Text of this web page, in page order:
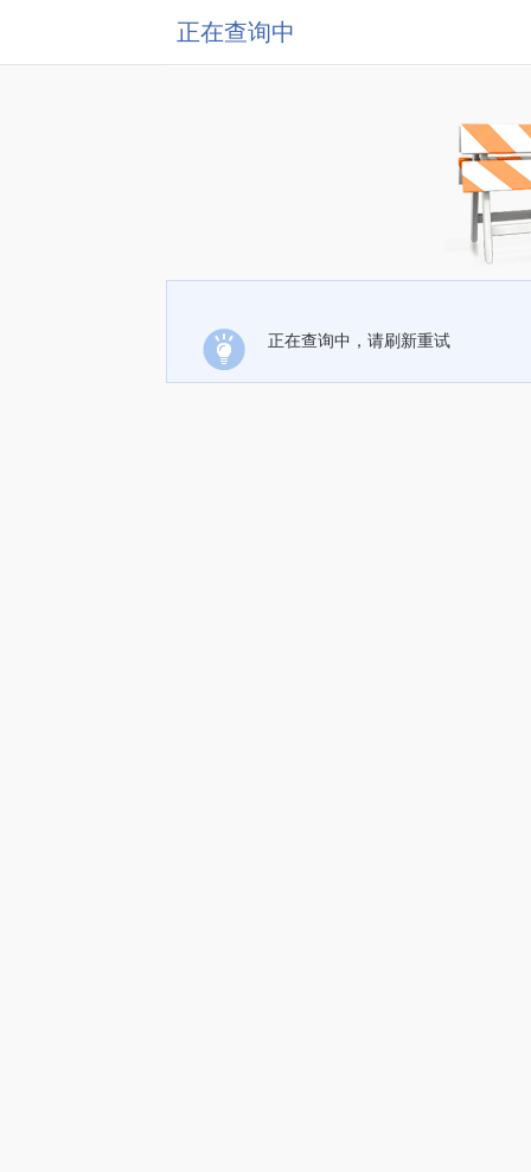
正在查询中
正在查询中，请刷新重试